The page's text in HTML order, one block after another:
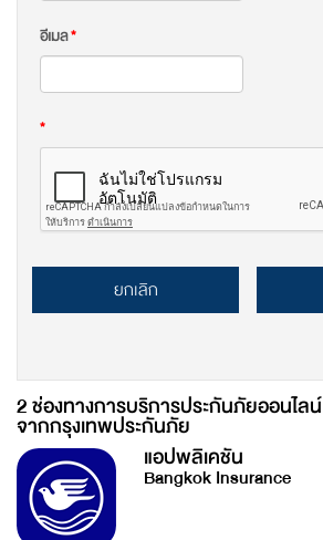
อีเมล*
*
ยกเลิก
2 ช่องทางการบริการประกันภัยออนไลน์
จากกรุงเทพประกันภัย
แอปพลิเคชัน
Bangkok Insurance